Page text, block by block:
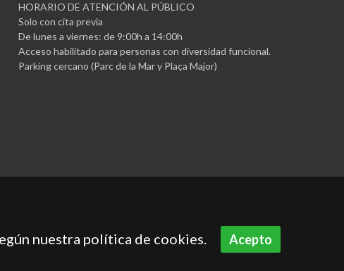
HORARIO DE ATENCIÓN AL PÚBLICO
Solo con cita previa
De lunes a viernes: de 9:00h a 14:00h
Acceso habilitado para personas con diversidad funcional.
Parking cercano (Parc de la Mar y Plaça Major)
nuestra política de cookies. Acepto